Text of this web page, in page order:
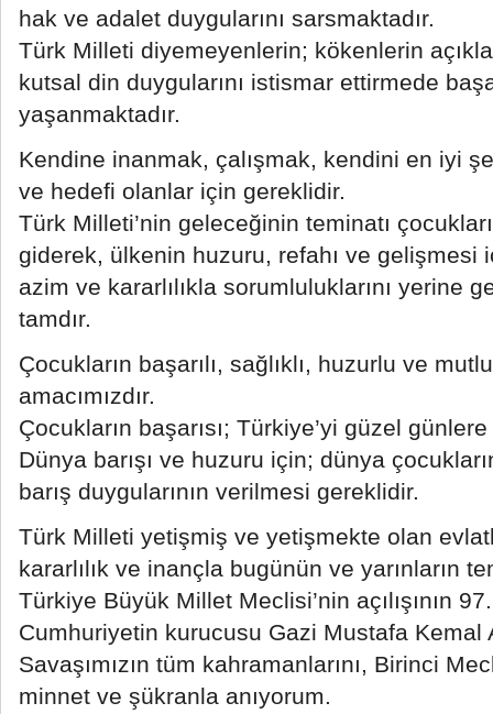
hak ve adalet duygularını sarsmaktadır.
Türk Milleti diyemeyenlerin; kökenlerin
kutsal din duygularını istismar ettirmede
yaşanmaktadır.
Kendine inanmak, çalışmak, kendini en iyi
ve hedefi olanlar için gereklidir.
Türk Milleti’nin geleceğinin teminatı
giderek, ülkenin huzuru, refahı ve gelişmesi
azim ve kararlılıkla sorumluluklarını yerine
tamdır.
Çocukların başarılı, sağlıklı, huzurlu ve
amacımızdır.
Çocukların başarısı; Türkiye’yi güzel günlere
Dünya barışı ve huzuru için; dünya
barış duygularının verilmesi gereklidir.
Türk Milleti yetişmiş ve yetişmekte olan
kararlılık ve inançla bugünün ve yarınların
Türkiye Büyük Millet Meclisi’nin açılışının
Cumhuriyetin kurucusu Gazi Mustafa Kemal
Savaşımızın tüm kahramanlarını, Birinci
minnet ve şükranla anıyorum.